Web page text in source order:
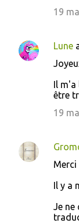
i
19
Lune
Il m'a
être
19
Merci
Il y a
Je ne